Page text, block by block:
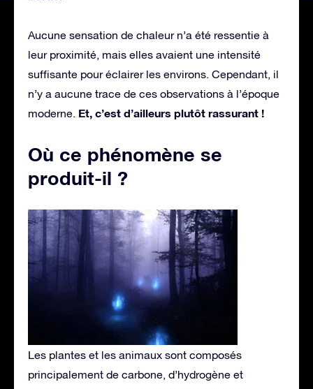
Aucune sensation de chaleur n’a été ressentie à
leur proximité, mais elles avaient une intensité
suffisante pour éclairer les environs. Cependant, il
n’y a aucune trace de ces observations à l’époque
moderne. Et, c’est d’ailleurs plutôt rassurant !
Où ce phénomène se
produit-il ?
Les plantes et les animaux sont composés
principalement de carbone, d’hydrogène et